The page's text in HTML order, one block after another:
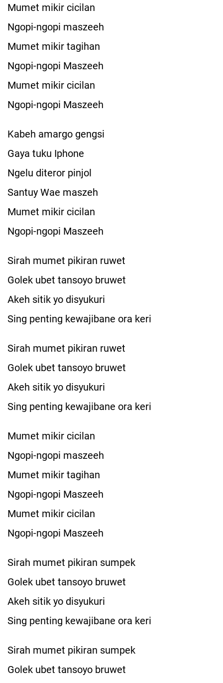
Mumet mikir cicilan
Ngopi-ngopi maszeeh
Mumet mikir tagihan
Ngopi-ngopi Maszeeh
Mumet mikir cicilan
Ngopi-ngopi Maszeeh
Kabeh amargo gengsi
Gaya tuku Iphone
Ngelu diteror pinjol
Santuy Wae maszeh
Mumet mikir cicilan
Ngopi-ngopi Maszeeh
Sirah mumet pikiran ruwet
Golek ubet tansoyo bruwet
Akeh sitik yo disyukuri
Sing penting kewajibane ora keri
Sirah mumet pikiran ruwet
Golek ubet tansoyo bruwet
Akeh sitik yo disyukuri
Sing penting kewajibane ora keri
Mumet mikir cicilan
Ngopi-ngopi maszeeh
Mumet mikir tagihan
Ngopi-ngopi Maszeeh
Mumet mikir cicilan
Ngopi-ngopi Maszeeh
Sirah mumet pikiran sumpek
Golek ubet tansoyo bruwet
Akeh sitik yo disyukuri
Sing penting kewajibane ora keri
Sirah mumet pikiran sumpek
Golek ubet tansoyo bruwet